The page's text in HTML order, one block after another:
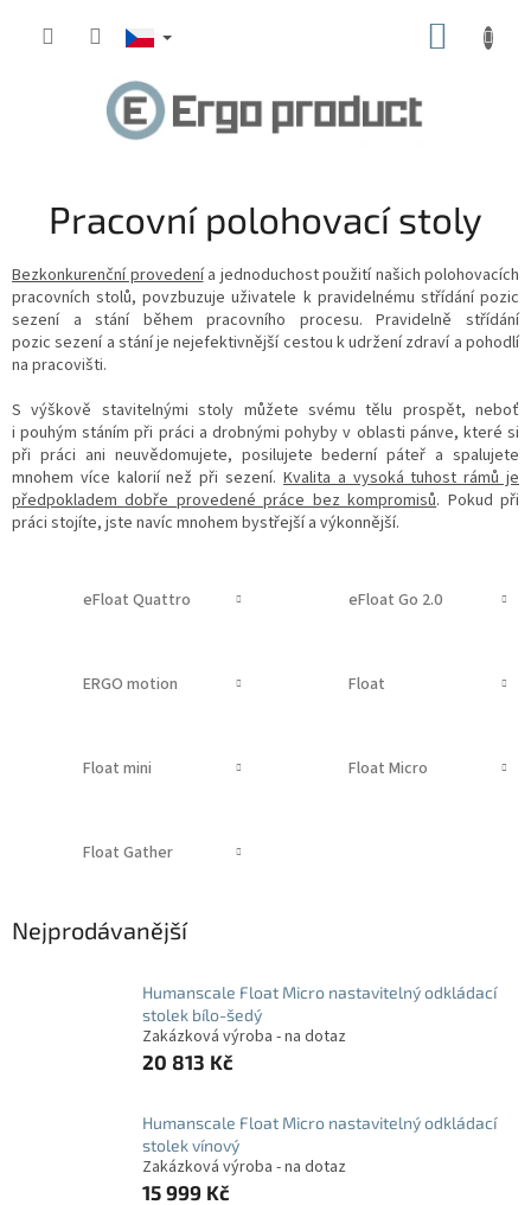
Pracovní polohovací stoly
Bezkonkurenční provedenía jednoduchost použití našich polohovacích
pracovních stolů, povzbuzuje uživatele k pravidelnému střídání pozic
sezení a stání během pracovního procesu. Pravidelně střídání
pozic sezení a stání je nejefektivnější cestou k udržení zdraví a pohodlí
na pracovišti.
S výškově stavitelnými stoly můžete svému tělu prospět, neboť
i pouhým stáním při práci a drobnými pohyby v oblasti pánve, které si
při práci ani neuvědomujete, posilujete bederní páteř a spalujete
mnohem více kalorií než při sezení. Kvalita a vysoká tuhost rámů je
předpokladem dobře provedené práce bez kompromisů. Pokud při
práci stojíte, jste navíc mnohem bystřejší a výkonnější.
eFloat Quattro eFloat Go 2.0
ERGO motion Float
Float mini Float Micro
Float Gather
Nejprodávanější
Humanscale Float Micro nastavitelný odkládací
stolek bílo-šedý
Zakázková výroba - na dotaz
20 813 Kč
Humanscale Float Micro nastavitelný odkládací
stolek vínový
Zakázková výroba - na dotaz
15 999 Kč